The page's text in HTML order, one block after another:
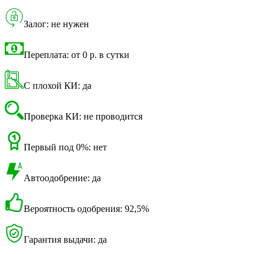
Залог: не нужен
Переплата: от 0 р. в сутки
С плохой КИ: да
Проверка КИ: не проводится
Первый под 0%: нет
Автоодобрение: да
Вероятность одобрения: 92,5%
Гарантия выдачи: да